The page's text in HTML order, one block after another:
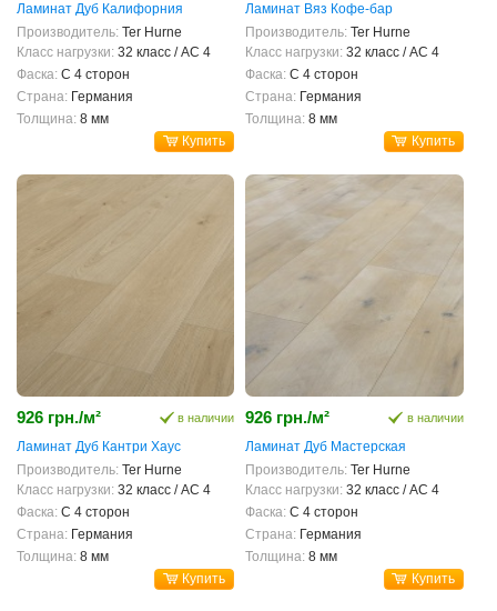
Ламинат Дуб Калифорния
Производитель: Ter Hurne
Класс нагрузки: 32 класс / AC 4
Фаска: С 4 сторон
Страна: Германия
Толщина: 8 мм
Купить
Ламинат Вяз Кофе-бар
Производитель: Ter Hurne
Класс нагрузки: 32 класс / AC 4
Фаска: С 4 сторон
Страна: Германия
Толщина: 8 мм
Купить
926 грн./м² в наличии
Ламинат Дуб Кантри Хаус
Производитель: Ter Hurne
Класс нагрузки: 32 класс / AC 4
Фаска: С 4 сторон
Страна: Германия
Толщина: 8 мм
Купить
926 грн./м² в наличии
Ламинат Дуб Мастерская
Производитель: Ter Hurne
Класс нагрузки: 32 класс / AC 4
Фаска: С 4 сторон
Страна: Германия
Толщина: 8 мм
Купить